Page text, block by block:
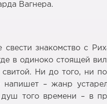
Вагнера.
свести знакомство с
в одиноко стоящей
Ни до того, ни
– жанр
того времени – в